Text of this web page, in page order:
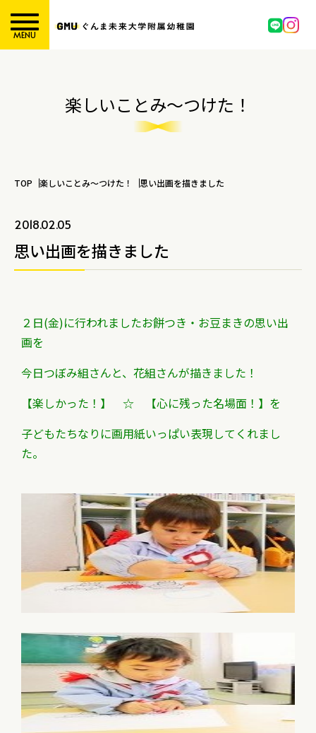
MENU
楽しいことみ～つけた！
TOP 楽しいことみ～つけた！ 思い出画を描きました
2018.02.05
思い出画を描きました
２日(金)に行われましたお餅つき・お豆まきの思い出
画を
今日つぼみ組さんと、花組さんが描きました！
【楽しかった！】 ☆ 【心に残った名場面！】を
子どもたちなりに画用紙いっぱい表現してくれまし
た。